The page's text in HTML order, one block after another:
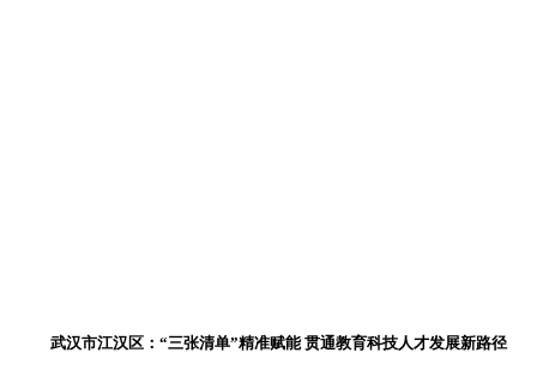
武汉市江汉区：“三张清单”精准赋能 贯通教育科技人才发展新路径